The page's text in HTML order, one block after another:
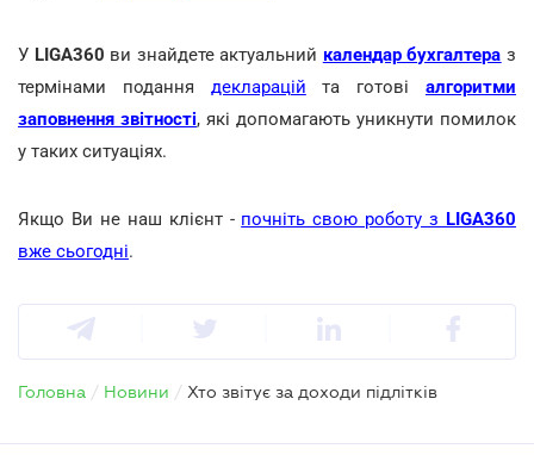
У LIGA360 ви знайдете актуальний календар бухгалтера з
термінами подання декларацій та готовіалгоритми
заповнення звітності, які допомагають уникнути помилок
у таких ситуаціях.
Якщо Ви не наш клієнт - почніть свою роботу з LIGA360
вже сьогодні.
Головна / Новини / Хто звітує за доходи підлітків